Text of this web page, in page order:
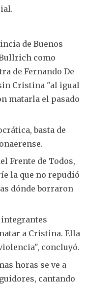
de Buenos
como
de Fernando De
Cristina "al igual
matarla el pasado
basta de
Frente de Todos,
la que no repudió
dónde borraron
a Cristina. Ella
concluyó.
horas se ve a
cantando